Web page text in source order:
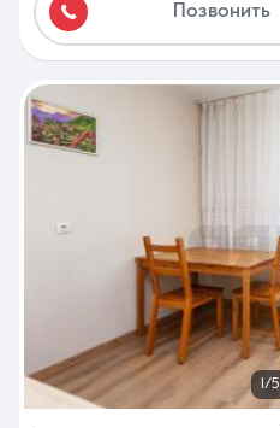
Позвонить
1/5